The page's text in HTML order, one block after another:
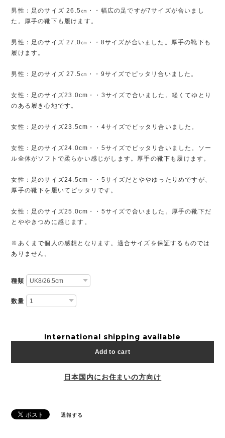
男性：足のサイズ 26.5㎝・・幅広の足ですが7サイズが合いまし
た。厚手の靴下も履けます。
男性：足のサイズ 27.0㎝・・8サイズが合いました。厚手の靴下も
履けます。
男性：足のサイズ 27.5㎝・・9サイズでピッタリ合いました。
女性：足のサイズ23.0cm・・3サイズで合いました。軽くてゆとり
のある履き心地です。
女性：足のサイズ23.5cm・・4サイズでピッタリ合いました。
女性：足のサイズ24.0cm・・5サイズでピッタリ合いました。ソー
ル全体がソフトで柔らかい感じがします。厚手の靴下も履けます。
女性：足のサイズ24.5cm・・5サイズだとややゆったりめですが、
厚手の靴下を履いてピッタリです。
女性：足のサイズ25.0cm・・5サイズで合いました。厚手の靴下だ
とややきつめに感じます。
※あくまで個人の感想となります。適合サイズを保証するものでは
ありません。
種類
数量
International shipping available
Add to cart
日本国内にお住まいの方向け
通報する